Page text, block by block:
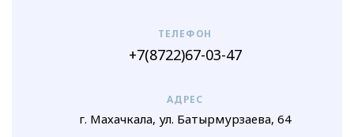
ТЕЛЕФОН
+7(8722)67-03-47
АДРЕС
г. Махачкала, ул. Батырмурзаева, 64